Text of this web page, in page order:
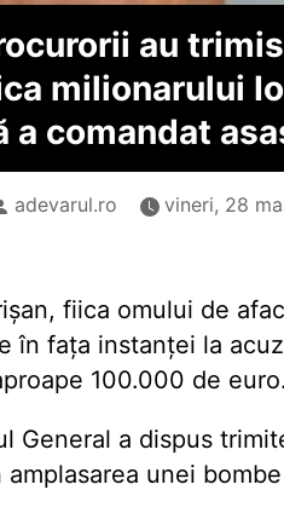
au
milionarului
a comandat
adevarul.ro vineri, 28
fiica omului de
în fața instanței la
100.000 de euro.
General a dispus
amplasarea unei